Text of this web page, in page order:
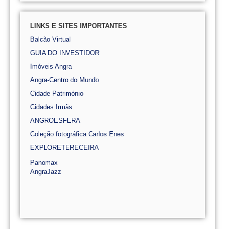
LINKS E SITES IMPORTANTES
Balcão Virtual
GUIA DO INVESTIDOR
Imóveis Angra
Angra-Centro do Mundo
Cidade Património
Cidades Irmãs
ANGROESFERA
Coleção fotográfica Carlos Enes
EXPLORETERECEIRA
Panomax
AngraJazz